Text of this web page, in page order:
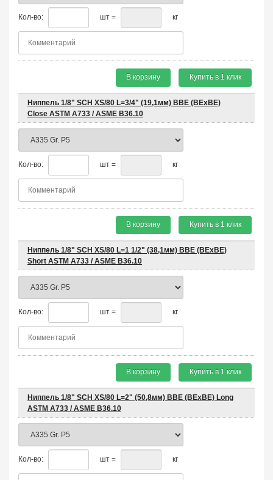
Кол-во: шт = кг
В корзину Купить в 1 клик
Ниппель 1/8" SCH XS/80 L=3/4" (19,1мм) BBE (BEхBE)
Close ASTM A733 / ASME B36.10
Кол-во: шт = кг
В корзину Купить в 1 клик
Ниппель 1/8" SCH XS/80 L=1 1/2" (38,1мм) BBE (BEхBE)
Short ASTM A733 / ASME B36.10
Кол-во: шт = кг
В корзину Купить в 1 клик
Ниппель 1/8" SCH XS/80 L=2" (50,8мм) BBE (BEхBE) Long
ASTM A733 / ASME B36.10
Кол-во: шт = кг